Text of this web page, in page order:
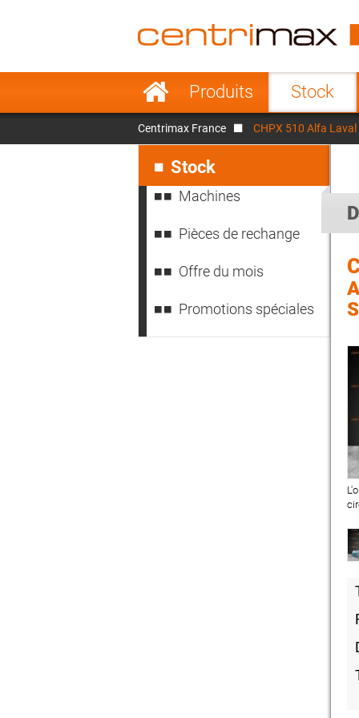
Aller
au
contenu
Produits Stock
France Italy
Sweden
Denmark
Centrimax France
CHPX 510 Alfa
au
contenuStock
Machines
Pièces de rechange
Offre du mois
Promotions spéciales